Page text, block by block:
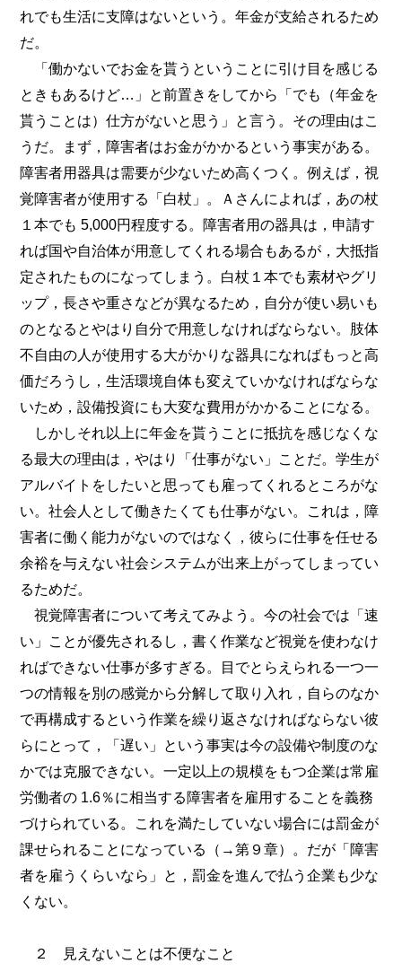
れでも生活に支障はないという。年金が支給されるため
だ。
「働かないでお金を貰うということに引け目を感じる
ときもあるけど…」と前置きをしてから「でも（年金を
貰うことは）仕方がないと思う」と言う。その理由はこ
うだ。まず，障害者はお金がかかるという事実がある。
障害者用器具は需要が少ないため高くつく。例えば，視
覚障害者が使用する「白杖」。Ａさんによれば，あの杖
１本でも 5,000円程度する。障害者用の器具は，申請す
れば国や自治体が用意してくれる場合もあるが，大抵指
定されたものになってしまう。白杖１本でも素材やグリ
ップ，長さや重さなどが異なるため，自分が使い易いも
のとなるとやはり自分で用意しなければならない。肢体
不自由の人が使用する大がかりな器具になればもっと高
価だろうし，生活環境自体も変えていかなければならな
いため，設備投資にも大変な費用がかかることになる。
しかしそれ以上に年金を貰うことに抵抗を感じなくな
る最大の理由は，やはり「仕事がない」ことだ。学生が
アルバイトをしたいと思っても雇ってくれるところがな
い。社会人として働きたくても仕事がない。これは，障
害者に働く能力がないのではなく，彼らに仕事を任せる
余裕を与えない社会システムが出来上がってしまってい
るためだ。
視覚障害者について考えてみよう。今の社会では「速
い」ことが優先されるし，書く作業など視覚を使わなけ
ればできない仕事が多すぎる。目でとらえられる一つ一
つの情報を別の感覚から分解して取り入れ，自らのなか
で再構成するという作業を繰り返さなければならない彼
らにとって，「遅い」という事実は今の設備や制度のな
かでは克服できない。一定以上の規模をもつ企業は常雇
労働者の 1.6％に相当する障害者を雇用することを義務
づけられている。これを満たしていない場合には罰金が
課せられることになっている（→第９章）。だが「障害
者を雇うくらいなら」と，罰金を進んで払う企業も少な
くない。
２ 見えないことは不便なこと